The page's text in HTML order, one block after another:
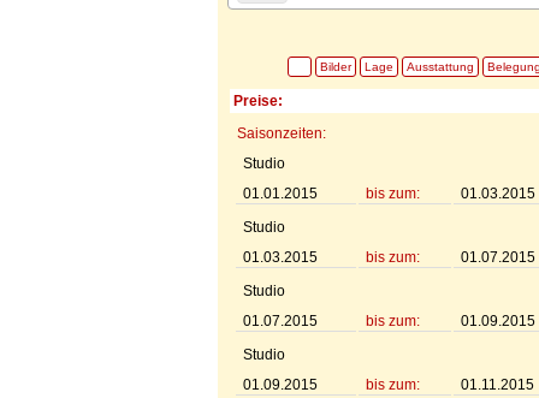
Bilder Lage Ausstattung
Preise:
Saisonzeiten:
Studio
01.01.2015
bis zum:
01.03.2015
Studio
01.03.2015
bis zum:
01.07.2015
Studio
01.07.2015
bis zum:
01.09.2015
Studio
01.09.2015
bis zum:
01.11.2015